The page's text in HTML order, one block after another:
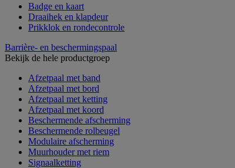
Badge en kaart
Draaihek en klapdeur
Prikklok en rondecontrole
Barrière- en beschermingspaal
Bekijk de hele productgroep
Afzetpaal met band
Afzetpaal met bord
Afzetpaal met ketting
Afzetpaal met koord
Beschermende afscherming
Beschermende rolbeugel
Modulaire afscherming
Muurhouder met riem
Signaalketting